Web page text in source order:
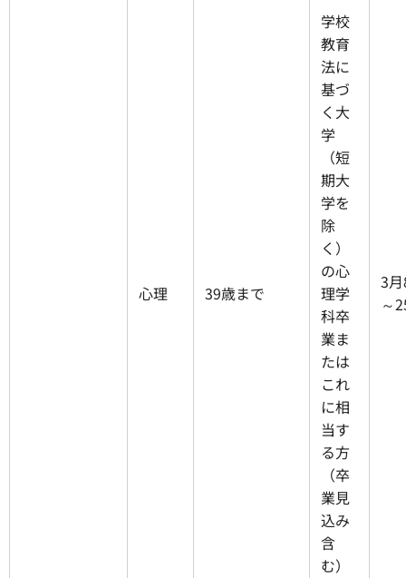
心理 39歳まで
学校
教育
法に
基づ
く大
学
（短
期大
学を
除
く）
の心
理学
科卒
業ま
たは
これ
に相
当す
る方
（卒
業見
込み
含
む）
3
～